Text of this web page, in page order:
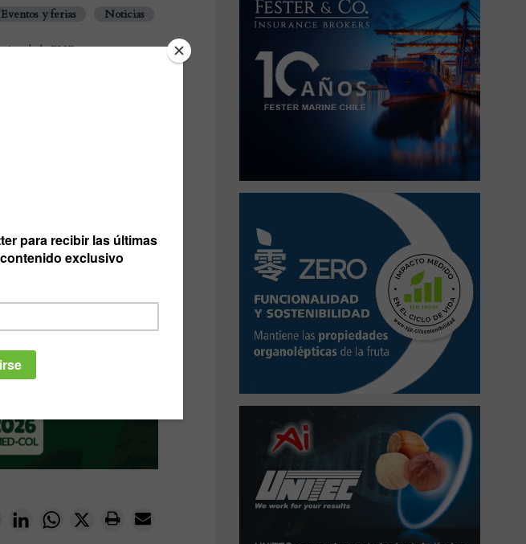
Eventos y ferias Noticias
FacebookLinkedInWhatsApp
X